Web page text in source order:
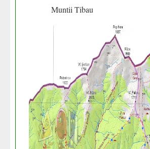
Muntii Tibau